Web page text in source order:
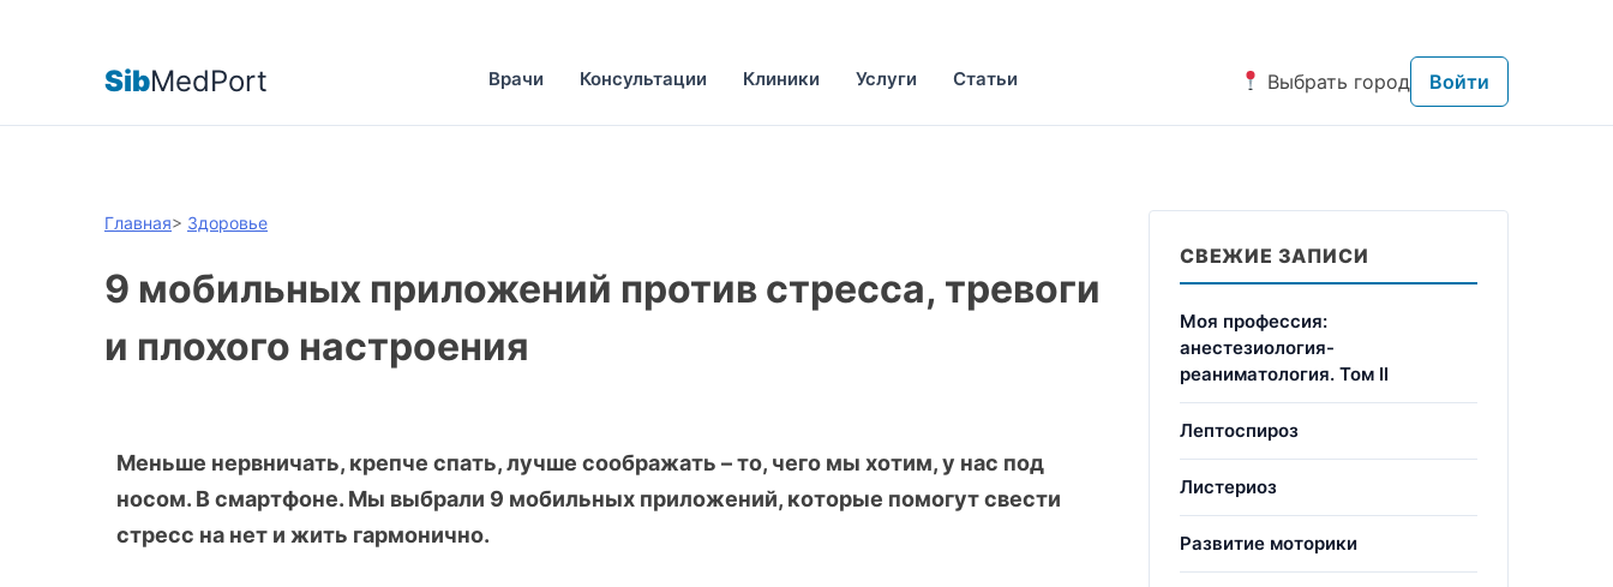
SibMedPort Врачи Консультации Клиники Услуги Статьи Выбрать город Войти
Главная> Здоровье
9 мобильных приложений против стресса, тревоги
и плохого настроения
Меньше нервничать, крепче спать, лучше соображать – то, чего мы хотим, у нас под
носом. В смартфоне. Мы выбрали 9 мобильных приложений, которые помогут свести
стресс на нет и жить гармонично.
СВЕЖИЕ ЗАПИСИ
Моя профессия:
анестезиология-
реаниматология. Том II
Лептоспироз
Листериоз
Развитие моторики